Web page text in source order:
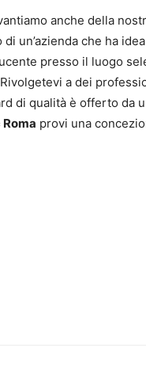
anche della
un’azienda che ha
presso il luogo
a dei
di qualità è offerto da
provi una